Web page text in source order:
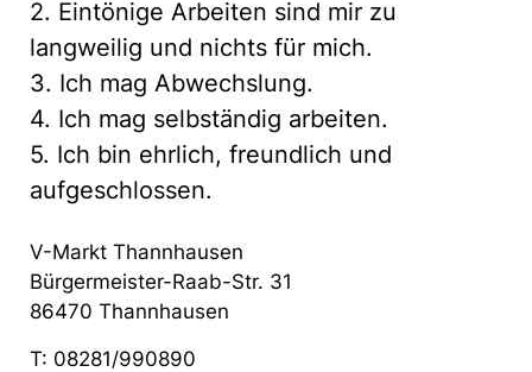
2. Eintönige Arbeiten sind mir zu
langweilig und nichts für mich.
3. Ich mag Abwechslung.
4. Ich mag selbständig arbeiten.
5. Ich bin ehrlich, freundlich und
aufgeschlossen.
V-Markt Thannhausen
Bürgermeister-Raab-Str. 31
86470 Thannhausen
T: 08281/990890